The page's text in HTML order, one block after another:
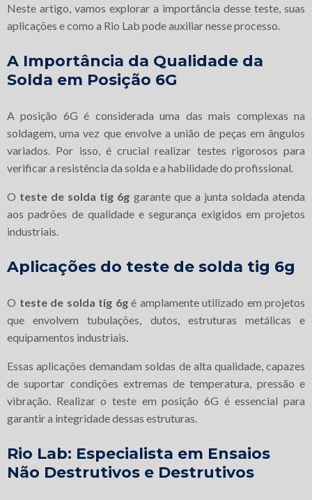
Neste artigo, vamos explorar a importância desse teste, suas
aplicações e como a Rio Lab pode auxiliar nesse processo.
A Importância da Qualidade da
Solda em Posição 6G
A posição 6G é considerada uma das mais complexas na
soldagem, uma vez que envolve a união de peças em ângulos
variados. Por isso, é crucial realizar testes rigorosos para
verificar a resistência da solda e a habilidade do profissional.
O teste de solda tig 6g garante que a junta soldada atenda
aos padrões de qualidade e segurança exigidos em projetos
industriais.
Aplicações do teste de solda tig 6g
O teste de solda tig 6gé amplamente utilizado em projetos
que envolvem tubulações, dutos, estruturas metálicas e
equipamentos industriais.
Essas aplicações demandam soldas de alta qualidade, capazes
de suportar condições extremas de temperatura, pressão e
vibração. Realizar o teste em posição 6G é essencial para
garantir a integridade dessas estruturas.
Rio Lab: Especialista em Ensaios
Não Destrutivos e Destrutivos